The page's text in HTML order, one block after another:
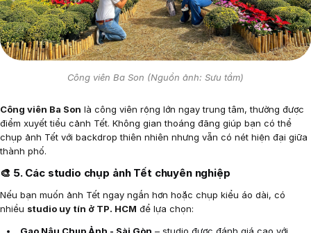
Công viên Ba Son (Nguồn ảnh: Sưu tầm)
Công viên Ba Son là công viên rộng lớn ngay trung tâm, thường được
điểm xuyết tiểu cảnh Tết. Không gian thoáng đãng giúp bạn có thể
chụp ảnh Tết với backdrop thiên nhiên nhưng vẫn có nét hiện đại giữa
thành phố.
🎨 5. Các studio chụp ảnh Tết chuyên nghiệp
Nếu bạn muốn ảnh Tết ngay ngắn hơn hoặc chụp kiểu áo dài, có
nhiều studio uy tín ở TP. HCM để lựa chọn: